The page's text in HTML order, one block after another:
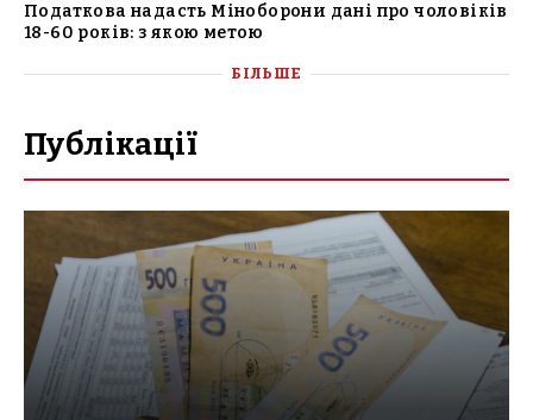
Податкова надасть Міноборони дані про чоловіків
18-60 років: з якою метою
БІЛЬШЕ
Публікації